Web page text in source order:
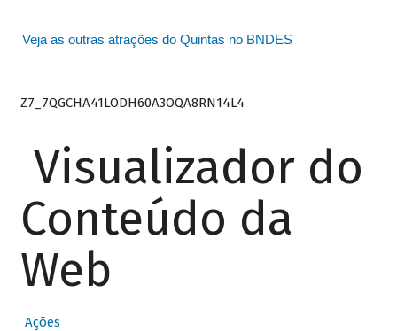
Veja as outras atrações do Quintas no BNDES
Z7_7QGCHA41LODH60A3OQA8RN14L4
Visualizador do
Conteúdo da
Web
Ações